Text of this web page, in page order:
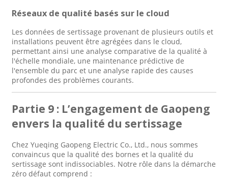
Réseaux de qualité basés sur le cloud
Les données de sertissage provenant de plusieurs outils et
installations peuvent être agrégées dans le cloud,
permettant ainsi une analyse comparative de la qualité à
l'échelle mondiale, une maintenance prédictive de
l'ensemble du parc et une analyse rapide des causes
profondes des problèmes courants.
Partie 9 : L’engagement de Gaopeng
envers la qualité du sertissage
Chez Yueqing Gaopeng Electric Co., Ltd., nous sommes
convaincus que la qualité des bornes et la qualité du
sertissage sont indissociables. Notre rôle dans la démarche
zéro défaut comprend :